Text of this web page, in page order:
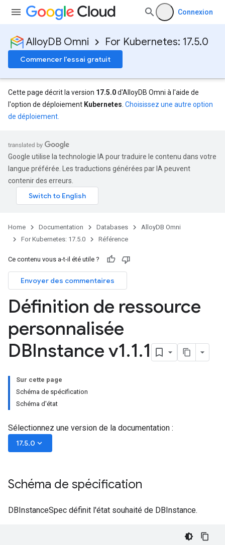
Connexion
AlloyDB Omni For Kubernetes: 17.5.0
Commencer l'essai gratuit
Cette page décrit la version 17.5.0d'AlloyDB Omni à l'aide de
l'option de déploiement Kubernetes Choisissez une autre option
de déploiement.
Google utilise la technologie IA pour traduire le contenu dans votre
langue préférée. Les traductions générées par IA peuvent
contenir des erreurs.
Home Documentation Databases
AlloyDB Omni
For Kubernetes: 17.5.0
Référence
Ce contenu vous a-t-il été utile ?
Envoyer des commentaires
Définition de ressource
personnalisée
DBInstance v1.1.1
Sur cette page
Schéma de spécification
Schéma d'état
Sélectionnez une version de la documentation :
17.5.0 keyboard_arrow_down
Schéma de spécification
DBInstanceSpec définit l'état souhaité de DBInstance.